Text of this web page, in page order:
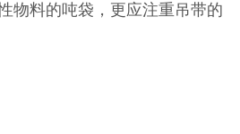
物料的吨袋，更应注重吊带的